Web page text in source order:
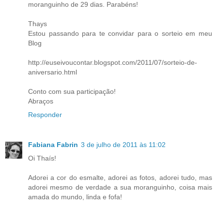
moranguinho de 29 dias. Parabéns!
Thays
Estou passando para te convidar para o sorteio em meu
Blog
http://euseivoucontar.blogspot.com/2011/07/sorteio-de-
aniversario.html
Conto com sua participação!
Abraços
Responder
Fabiana Fabrin 3 de julho de 2011 às 11:02
Oi Thaís!
Adorei a cor do esmalte, adorei as fotos, adorei tudo, mas
adorei mesmo de verdade a sua moranguinho, coisa mais
amada do mundo, linda e fofa!